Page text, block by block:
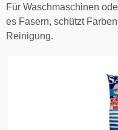
Für Waschmaschinen
es Fasern, schützt
Reinigung.